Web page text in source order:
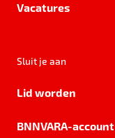
Vacatures
Sluit je aan
Lid worden
BNNVARA-account